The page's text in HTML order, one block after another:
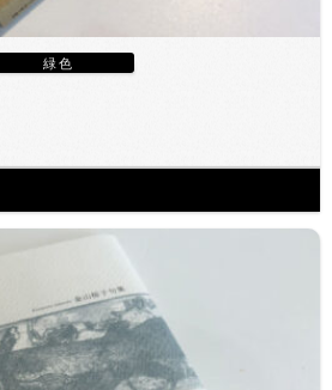
緑色